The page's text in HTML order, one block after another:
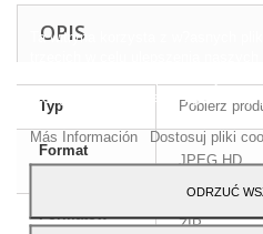
OPIS
Typ Pobierz
Format
obrazu
JPEG HD
Formatów
ZIP
Ta witryna korzysta z w?asnych
nawigacja. Aby wyrazi? zgod? na
Akceptuj.
Más Información
Dostosuj pliki
ODRZUĆ